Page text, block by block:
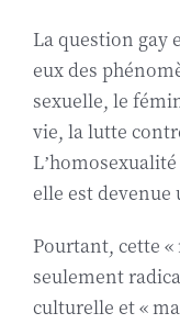
La question gay
eux des
sexuelle, le
vie, la lutte
elle est devenue
Pourtant, cette
seulement
culturelle et «